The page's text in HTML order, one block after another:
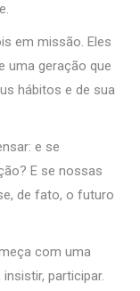
em missão. Eles
uma geração que
hábitos e de sua
e se
E se nossas
de fato, o futuro
com uma
participar.